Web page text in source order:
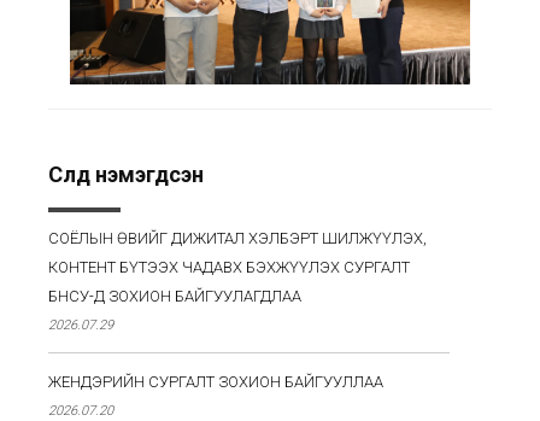
Сүүлд нэмэгдсэн
СОЁЛЫН ӨВИЙГ ДИЖИТАЛ ХЭЛБЭРТ ШИЛЖҮҮЛЭХ,
КОНТЕНТ БҮТЭЭХ ЧАДАВХ БЭХЖҮҮЛЭХ СУРГАЛТ
БНСУ-Д ЗОХИОН БАЙГУУЛАГДЛАА
2026.07.29
ЖЕНДЭРИЙН СУРГАЛТ ЗОХИОН БАЙГУУЛЛАА
2026.07.20